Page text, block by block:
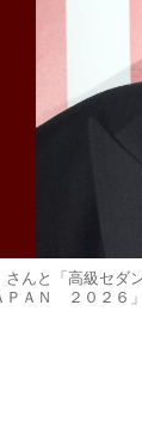
さんと「高級セ
ＡＮ ２０２６」